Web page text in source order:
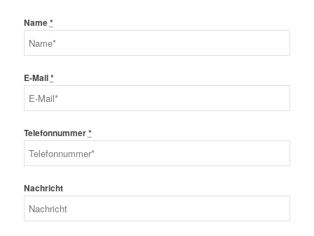
Name*
E-Mail*
Telefonnummer*
Nachricht